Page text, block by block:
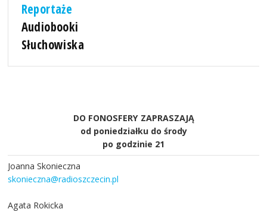
Reportaże
Audiobooki
Słuchowiska
DO FONOSFERY ZAPRASZAJĄ
od poniedziałku do środy
po godzinie 21
Joanna Skonieczna
skonieczna@radioszczecin.pl
Agata Rokicka